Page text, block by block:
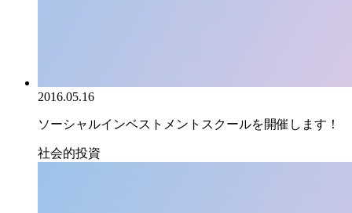
2016.05.16
ソーシャルインベストメントスクールを開催します！
社会的投資